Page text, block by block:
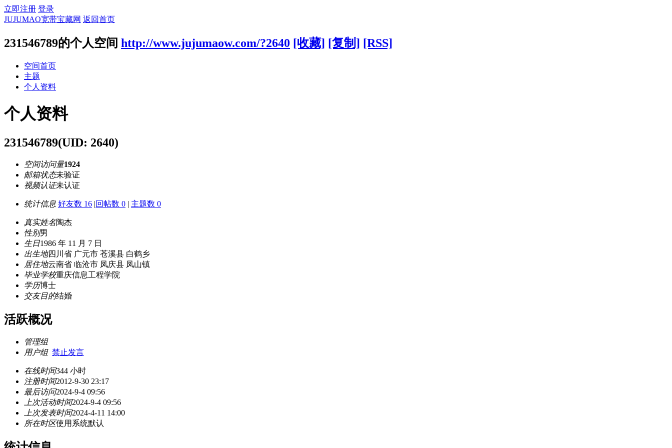
立即注册 登录
JUJUMAO宽带宝藏网 返回首页
231546789的个人空间 http://www.jujumaow.com/?2640 [收藏] [复制] [RSS]
空间首页
主题
个人资料
个人资料
231546789(UID: 2640)
空间访问量1924
邮箱状态未验证
视频认证未认证
统计信息 好友数 16 |回帖数 0 | 主题数 0
真实姓名陶杰
性别男
生日1986 年 11 月 7 日
出生地四川省 广元市 苍溪县 白鹤乡
居住地云南省 临沧市 凤庆县 凤山镇
毕业学校重庆信息工程学院
学历博士
交友目的结婚
活跃概况
管理组
用户组 禁止发言
在线时间344 小时
注册时间2012-9-30 23:17
最后访问2024-9-4 09:56
上次活动时间2024-9-4 09:56
上次发表时间2024-4-11 14:00
所在时区使用系统默认